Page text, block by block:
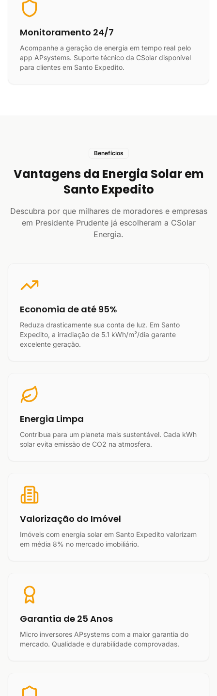
Monitoramento 24/7
Acompanhe a geração de energia em tempo real pelo
app APsystems. Suporte técnico da CSolar disponível
para clientes em Santo Expedito.
Benefícios
Vantagens da Energia Solar em
Santo Expedito
Descubra por que milhares de moradores e empresas
em Presidente Prudente já escolheram a CSolar
Energia.
Economia de até 95%
Reduza drasticamente sua conta de luz. Em Santo
Expedito, a irradiação de 5.1 kWh/m²/dia garante
excelente geração.
Energia Limpa
Contribua para um planeta mais sustentável. Cada kWh
solar evita emissão de CO2 na atmosfera.
Valorização do Imóvel
Imóveis com energia solar em Santo Expedito valorizam
em média 8% no mercado imobiliário.
Garantia de 25 Anos
Micro inversores APsystems com a maior garantia do
mercado. Qualidade e durabilidade comprovadas.